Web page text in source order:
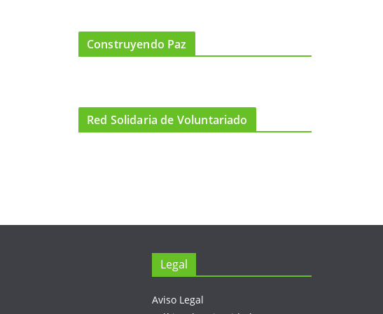
Construyendo Paz
Red Solidaria de Voluntariado
Legal
Aviso Legal